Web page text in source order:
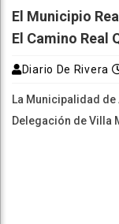
El Municipio
El Camino Real
Diario De Rivera
La Municipalidad
Delegación de Villa